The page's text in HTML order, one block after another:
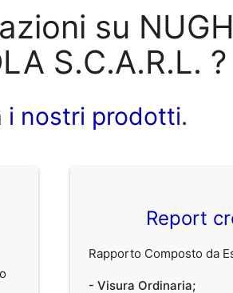
su
S.C.A.R.L. ?
i nostri prodotti.
o
Report
Rapporto Composto da
- Visura Ordinaria;